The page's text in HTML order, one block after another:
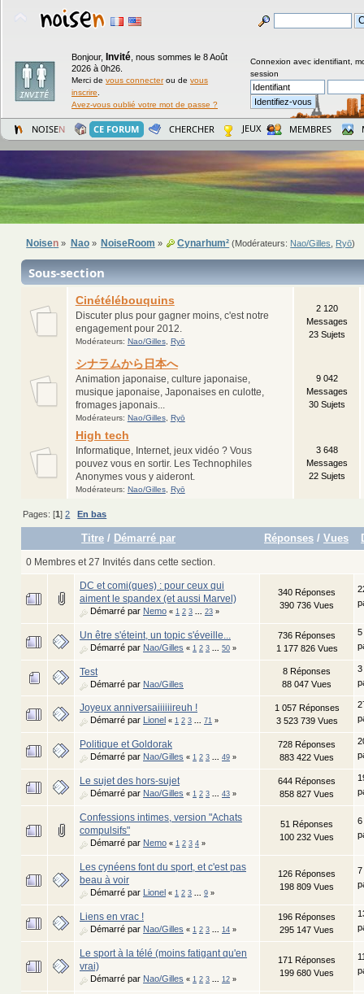
Bonjour, Invité nous sommes le 8 Août
2026 à 0h26.
Merci de vous connecterou de vous
inscrire
Avez-vous oublié votre mot de passe ?
Connexion avec identifiant,
session
NOISEN CE FORUM CHERCHER JEUX MEMBRES
Noisen » Nao» NoiseRoom » Cynarhum² (Modérateurs: Nao/Gilles Ryō)
Sous-section
Cinétélébouquins
Discuter plus pour gagner moins, c'est notre
engagement pour 2012.
Modérateurs: Nao/Gilles, Ryō
2 120
Messages
23 Sujets
シナラムから日本へ
Animation japonaise, culture japonaise,
musique japonaise, Japonaises en culotte,
fromages japonais...
Modérateurs: Nao/Gilles, Ryō
9 042
Messages
30 Sujets
High tech
Informatique, Internet, jeux vidéo ? Vous
pouvez vous en sortir. Les Technophiles
Anonymes vous y aideront.
Modérateurs: Nao/Gilles, Ryō
3 648
Messages
22 Sujets
Pages: [1]2 En bas
Titre / Démarré par Réponses / Vues
0 Membres et 27 Invités dans cette section.
DC et comi(ques) : pour ceux qui
aiment le spandex (et aussi Marvel)
Démarré par Nemo « 1 2 3 ... 23 »
340 Réponses
390 736 Vues
Un être s'éteint, un topic s'éveille...
Démarré par Nao/Gilles « 1 2 3 ... 50 »
736 Réponses
1 177 826 Vues
5
Test
Démarré par Nao/Gilles
8 Réponses
88 047 Vues
3
Joyeux anniversaiiiiiireuh !
Démarré par Lionel « 1 2 3 ... 71 »
1 057 Réponses
3 523 739 Vues
Politique et Goldorak
Démarré par Nao/Gilles « 1 2 3 ... 49 »
728 Réponses
883 422 Vues
Le sujet des hors-sujet
Démarré par Nao/Gilles « 1 2 3 ... 43 »
644 Réponses
858 827 Vues
Confessions intimes, version "Achats
compulsifs"
Démarré par Nemo « 1 2 3 4 »
51 Réponses
100 232 Vues
6
Les cynéens font du sport, et c'est pas
beau à voir
Démarré par Lionel « 1 2 3 ... 9 »
126 Réponses
198 809 Vues
7
Liens en vrac !
Démarré par Nao/Gilles « 1 2 3 ... 14 »
196 Réponses
295 147 Vues
Le sport à la télé (moins fatigant qu'en
vrai)
Démarré par Nao/Gilles « 1 2 3 ... 12 »
171 Réponses
199 680 Vues